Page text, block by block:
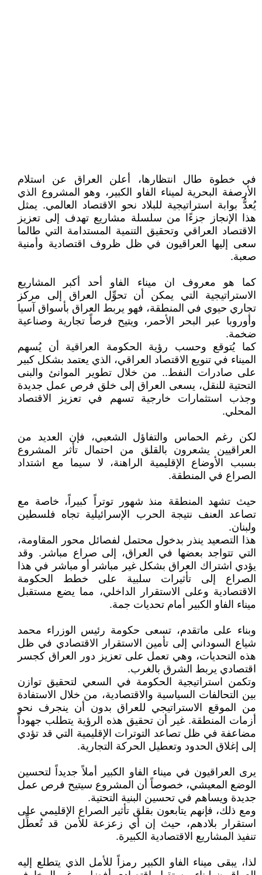
في خطوة طال انتظارها، أعلن العراق عن استلام
الأرصفة البحرية لميناء الفاو الكبير، وهو المشروع الذي
يُعدُّ بوابة استراتيجية للبلاد نحو الاقتصاد العالمي. يمثل
هذا الإنجاز جزءًا من سلسلة مشاريع تهدف إلى تعزيز
الاقتصاد العراقي وتحقيق التنمية المستدامة التي طالما
سعى إليها العراقيون في ظل ظروف اقتصادية وأمنية
صعبة.
كما هو معروف ان ميناء الفاو أحد أكبر المشاريع
الاستراتيجية التي يمكن أن تحوِّل العراق إلى مركز
تجاري حيوي في المنطقة، فهو يربط العراق بأسواق آسيا
وأوروبا عبر البحر الأحمر، ويتيح فرصاً تجارية وصناعية
ضخمة.
كما يُتوقع وحسب رؤية الحكومة العراقية أن يُسهم
الميناء في تنويع الاقتصاد العراقي، الذي يعتمد بشكل كبير
على صادرات النفط.. من خلال تطوير الموانئ والبنى
التحتية للنقل، يسعى العراق إلى خلق فرص عمل جديدة
وجذب استثمارات خارجية تسهم في تعزيز الاقتصاد
المحلي.
لكن رغم الحماس والتفاؤل الشعبي، فإن العديد من
العراقيين يشعرون بالقلق من احتمال تأثر المشروع
بسبب الأوضاع الإقليمية الراهنة، لا سيما مع اشتداد
الصراع في المنطقة.
حيث تشهد المنطقة منذ شهور توتراً كبيراً، خاصة مع
تصاعد العنف نتيجة الحرب الإسرائيلية تجاه فلسطين
ولبنان.
هذا التصعيد ينذر بدخول محتمل لفصائل محور المقاومة،
التي تتواجد بعضها في العراق، إلى صراع مباشر. وقد
يؤدي اشتراك العراق بشكل غير مباشر أو مباشر في هذا
الصراع إلى تأثيرات سلبية على خطط الحكومة
الاقتصادية وعلى الاستقرار الداخلي، مما يضع مستقبل
ميناء الفاو الكبير أمام تحديات جمة.
وبناء على ماتقدم، تسعى حكومة رئيس الوزراء محمد
شياع السوداني إلى تأمين الاستقرار الاقتصادي في ظل
هذه التحديات، وهي تعمل على تعزيز دور العراق كجسر
اقتصادي يربط الشرق بالغرب.
وتكمن استراتيجية الحكومة في السعي لتحقيق توازن
بين التحالفات السياسية والاقتصادية، من خلال الاستفادة
من الموقع الاستراتيجي للعراق بدون أن ينجرف نحو
أزمات المنطقة. غير أن تحقيق هذه الرؤية يتطلب جهوداً
مضاعفة في ظل تصاعد التوترات الإقليمية التي قد تؤدي
إلى إغلاق الحدود وتعطيل الحركة التجارية.
يرى العراقيون في ميناء الفاو الكبير أملاً جديداً لتحسين
الوضع المعيشي، خصوصاً أن المشروع سيتيح فرص عمل
جديدة ويساهم في تحسين البنية التحتية.
ومع ذلك، فإنهم يتابعون بقلق تأثير الصراع الإقليمي على
استقرار بلادهم، حيث إن أي زعزعة للأمن قد تُعطِّل
تنفيذ المشاريع الاقتصادية الكبيرة.
لذا، يبقى ميناء الفاو الكبير رمزاً للأمل الذي يتطلع إليه